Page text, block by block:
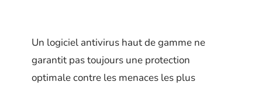
Un logiciel antivirus haut de gamme ne
garantit pas toujours une protection
optimale contre les menaces les plus